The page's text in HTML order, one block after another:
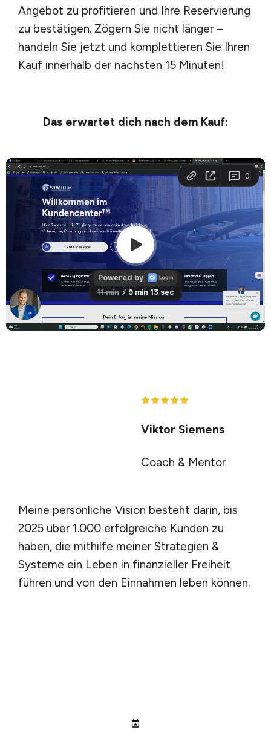
Angebot zu profitieren und Ihre Reservierung
zu bestätigen. Zögern Sie nicht länger –
handeln Sie jetzt und komplettieren Sie Ihren
Kauf innerhalb der nächsten 15 Minuten!
Das erwartet dich nach dem Kauf:
Viktor Siemens
Coach & Mentor
Meine persönliche Vision besteht darin, bis
2025 über 1.000 erfolgreiche Kunden zu
haben, die mithilfe meiner Strategien &
Systeme ein Leben in finanzieller Freiheit
führen und von den Einnahmen leben können.